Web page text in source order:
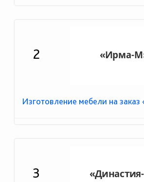
2
Изготовление мебели на
3